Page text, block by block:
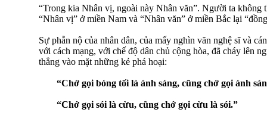
“Trong kia Nhân vị, ngoài này Nhân văn”. Người ta không
“Nhân vị” ở miền Nam và “Nhân văn” ở miền Bắc lại
Sự phẫn nộ của nhân dân, của mấy nghìn văn nghệ sĩ và
với cách mạng, với chế độ dân chủ cộng hòa, đã cháy lên
thẳng vào mặt những kẻ phá hoại:
“Chớ gọi bóng tối là ánh sáng, cũng chớ gọi ánh
“Chớ gọi sói là cừu, cũng chớ gọi cừu là sói.”